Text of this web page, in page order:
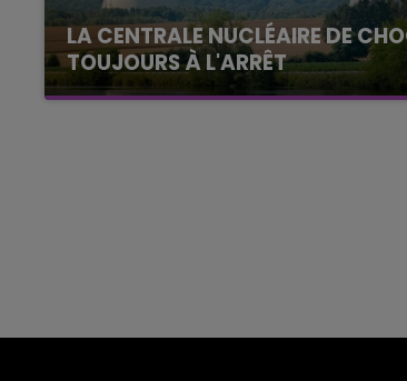
LA CENTRALE NUCLÉAIRE DE
TOUJOURS À L'ARRÊT
Cela fait déjà une semaine que la